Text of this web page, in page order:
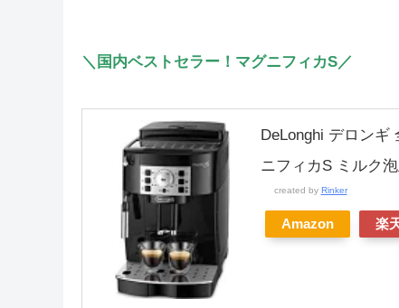
＼国内ベストセラー！マグニフィカS／
DeLonghi デロンギ
ニフィカS ミルク
created by Rinker
Amazon 楽